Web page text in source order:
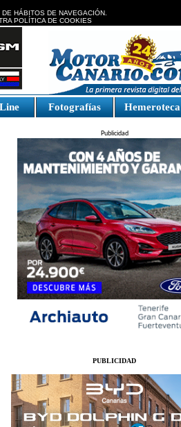
HÁBITOS DE NAVEGACIÓN.
POLÍTICA DE COOKIES
Fotografías Hemeroteca
Publicidad
PUBLICIDAD